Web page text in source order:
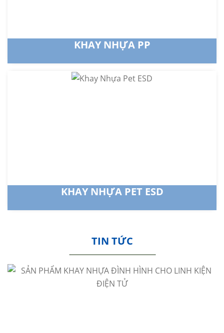
KHAY NHỰA PP
KHAY NHỰA PET ESD
TIN TỨC